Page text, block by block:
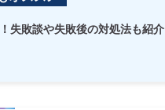
失敗談や失敗後の対処法も紹介